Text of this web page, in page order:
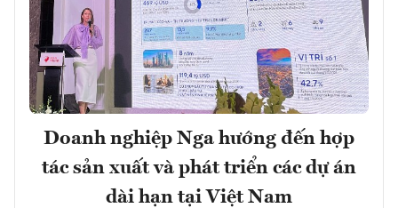
Doanh nghiệp Nga hướng đến hợp
tác sản xuất và phát triển các dự án
dài hạn tại Việt Nam